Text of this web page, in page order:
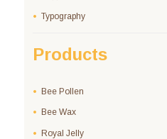
Typography
Products
Bee Pollen
Bee Wax
Royal Jelly